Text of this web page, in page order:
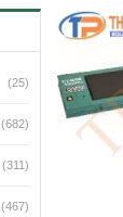
(25)
(682)
(311)
(467)